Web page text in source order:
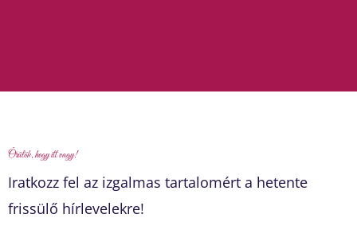
Örülök, hogy itt vagy!
Iratkozz fel az izgalmas tartalomért a hetente
frissülő hírlevelekre!